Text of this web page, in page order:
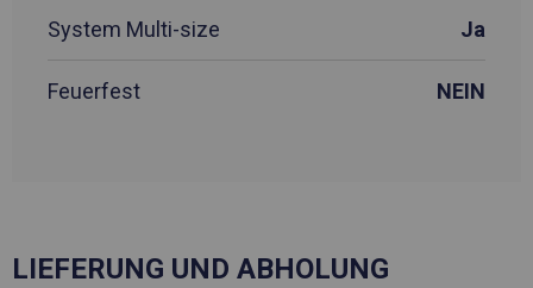
System Multi-size Ja
Feuerfest NEIN
LIEFERUNG UND ABHOLUNG